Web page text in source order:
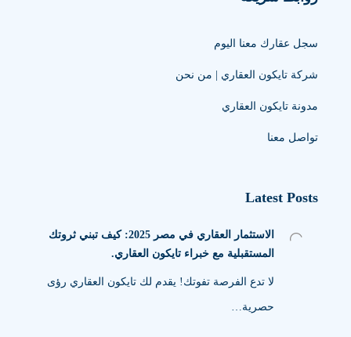
سجل عقارك معنا اليوم
شركة تايكون العقاري | من نحن
مدونة تايكون العقاري
تواصل معنا
Latest Posts
الاستثمار العقاري في مصر 2025: كيف تبني ثروتك
المستقبلية مع خبراء تايكون العقاري.
لا تدع الفرصة تفوتك! يقدم لك تايكون العقاري رؤى
حصرية…